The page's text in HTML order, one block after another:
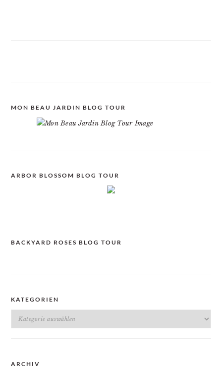
MON BEAU JARDIN BLOG TOUR
ARBOR BLOSSOM BLOG TOUR
BACKYARD ROSES BLOG TOUR
KATEGORIEN
Kategorien
ARCHIV